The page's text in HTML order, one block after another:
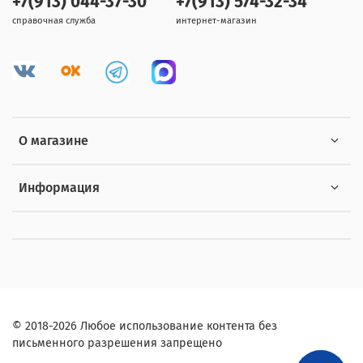
О магазине
Информация
справочная служба интернет-магазин
© 2018-2026 Любое использование контента без
письменного разрешения запрещено